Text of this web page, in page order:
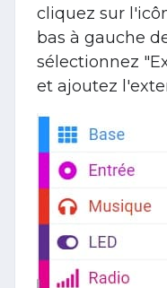
cliquez sur
bas à gauche
sélectionnez
et ajoutez